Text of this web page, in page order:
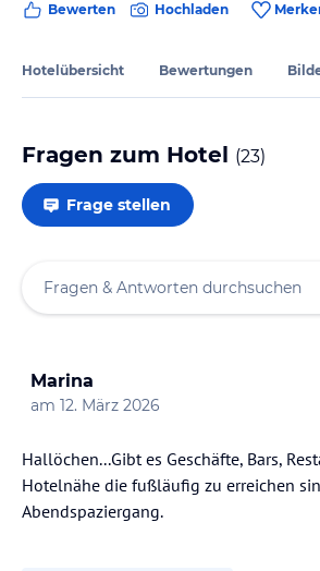
Bewerten Hochladen
Hotelübersicht Bewertungen
Fragen zum Hotel (23)
Frage stellen
Marina
am 12. März 2026
Hallöchen...Gibt es Geschäfte, Bars,
Hotelnähe die fußläufig zu erreichen
Abendspaziergang.